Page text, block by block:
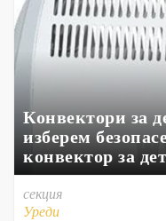
Конвектори за
изберем
конвектор за
секция
Уреди